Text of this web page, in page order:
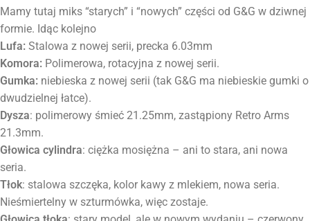
Mamy tutaj miks “starych” i “nowych” części od G&G w dziwnej
formie. Idąc kolejno
Lufa: Stalowa z nowej serii, precka 6.03mm
Komora: Polimerowa, rotacyjna z nowej serii.
Gumka: niebieska z nowej serii (tak G&G ma niebieskie gumki o
dwudzielnej łatce).
Dysza: polimerowy śmieć 21.25mm, zastąpiony Retro Arms
21.3mm.
Głowica cylindra: ciężka mosiężna – ani to stara, ani nowa
seria.
Tłok: stalowa szczęka, kolor kawy z mlekiem, nowa seria.
Nieśmiertelny w szturmówka, więc zostaje.